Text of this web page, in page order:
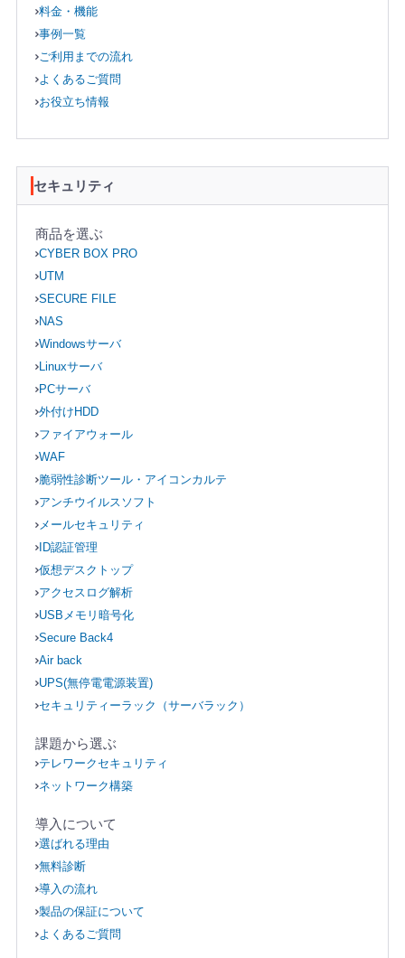
料金・機能
事例一覧
ご利用までの流れ
よくあるご質問
お役立ち情報
セキュリティ
商品を選ぶ
CYBER BOX PRO
UTM
SECURE FILE
NAS
Windowsサーバ
Linuxサーバ
PCサーバ
外付けHDD
ファイアウォール
WAF
脆弱性診断ツール・アイコンカルテ
アンチウイルスソフト
メールセキュリティ
ID認証管理
仮想デスクトップ
アクセスログ解析
USBメモリ暗号化
Secure Back4
Air back
UPS(無停電電源装置)
セキュリティーラック（サーバラック）
課題から選ぶ
テレワークセキュリティ
ネットワーク構築
導入について
選ばれる理由
無料診断
導入の流れ
製品の保証について
よくあるご質問